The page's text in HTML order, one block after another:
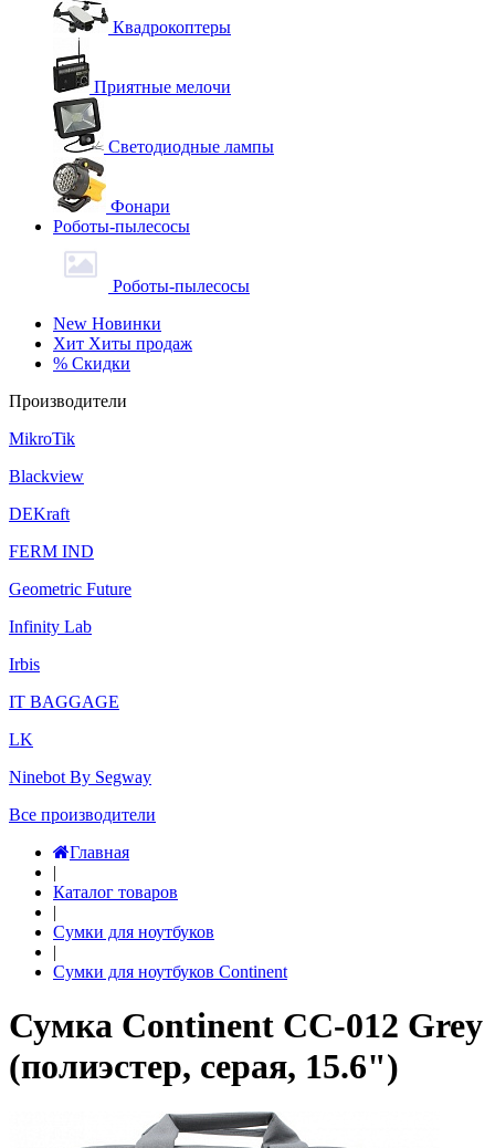
Квадрокоптеры
Приятные мелочи
Светодиодные лампы
Фонари
Роботы-пылесосы
Роботы-пылесосы
New Новинки
Хит Хиты продаж
% Скидки
Производители
MikroTik
Blackview
DEKraft
FERM IND
Geometric Future
Infinity Lab
Irbis
IT BAGGAGE
LK
Ninebot By Segway
Все производители
Главная
|
Каталог товаров
|
Сумки для ноутбуков
|
Сумки для ноутбуков Continent
Сумка Continent CC-012 Grey
(полиэстер, серая, 15.6")